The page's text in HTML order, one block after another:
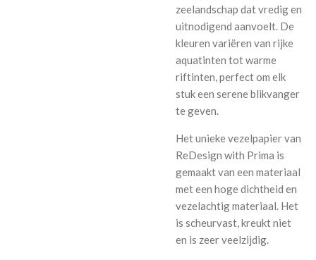
zeelandschap dat vredig en
uitnodigend aanvoelt. De
kleuren variëren van rijke
aquatinten tot warme
riftinten, perfect om elk
stuk een serene blikvanger
te geven.
Het unieke vezelpapier van
ReDesign with Prima is
gemaakt van een materiaal
met een hoge dichtheid en
vezelachtig materiaal. Het
is scheurvast, kreukt niet
en is zeer veelzijdig.